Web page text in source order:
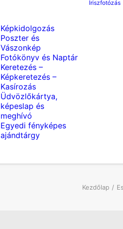
Képkidolgozás
Poszter és
Vászonkép
Fotókönyv és Naptár
Keretezés –
Képkeretezés –
Kasírozás
Üdvözlőkártya,
képeslap és
meghívó
Egyedi fényképes
ajándtárgy
Íriszfotózás
Kezdőlap